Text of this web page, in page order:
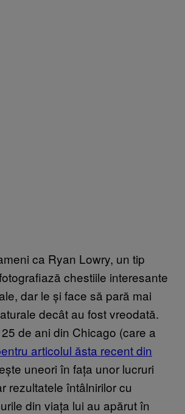
ca Ryan Lowry, un tip
chestiile interesante
dar le și face să pară mai
decât au fost vreodată.
de ani din Chicago (care a
articolul ăsta recent ​din
uneori în fața unor lucruri
rezultatele întâlnirilor cu
din viața lui au apărut în